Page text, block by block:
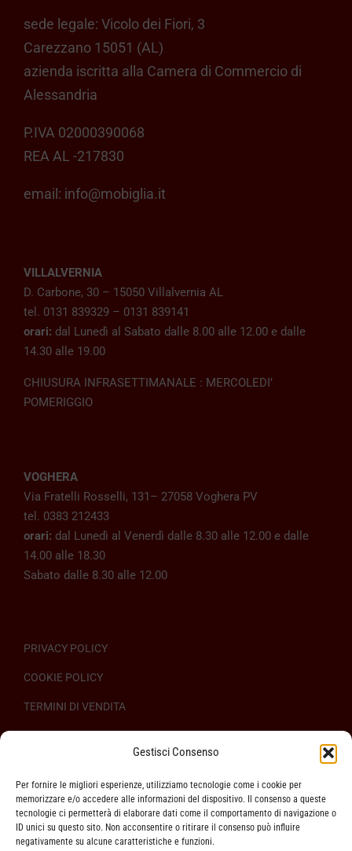
Gestisci Consenso
Per fornire le migliori esperienze, utilizziamo tecnologie come i cookie per
memorizzare e/o accedere alle informazioni del dispositivo. Il consenso a queste
tecnologie ci permetterà di elaborare dati come il comportamento di navigazione o
ID unici su questo sito. Non acconsentire o ritirare il consenso può influire
negativamente su alcune caratteristiche e funzioni.
sede legale: Vicolo dei Fiori, 3
Carezzano 15051 (AL)
azienda iscritta alla Camera di Commercio di
Alessandria
P.IVA 02000390068
REA AL -217830
email: info@mobiglia.it
VILLALVERNIA
D. Carbone, 30 – 15050 Villalvernia AL
tel. 0131 839329 – 0131 839141
orari: dal Lunedì al Sabato dalle 8.00 alle 12.00 e dalle
14.30 alle 19.00
CHIUSURA INFRASETTIMANALE : MERCOLEDI’
POMERIGGIO
VOGHERA
Via Fratelli Rosselli, 131– 27058 Voghera PV
tel. 0383 212433
orari: dal Lunedì al Venerdì dalle 8.30 alle 12.00 e dalle
14.00 alle 18.30
Sabato dalle 8.30 alle 12.00
PRIVACY POLICY
COOKIE POLICY
TERMINI DI VENDITA
ASSISTENZA CLIENTI